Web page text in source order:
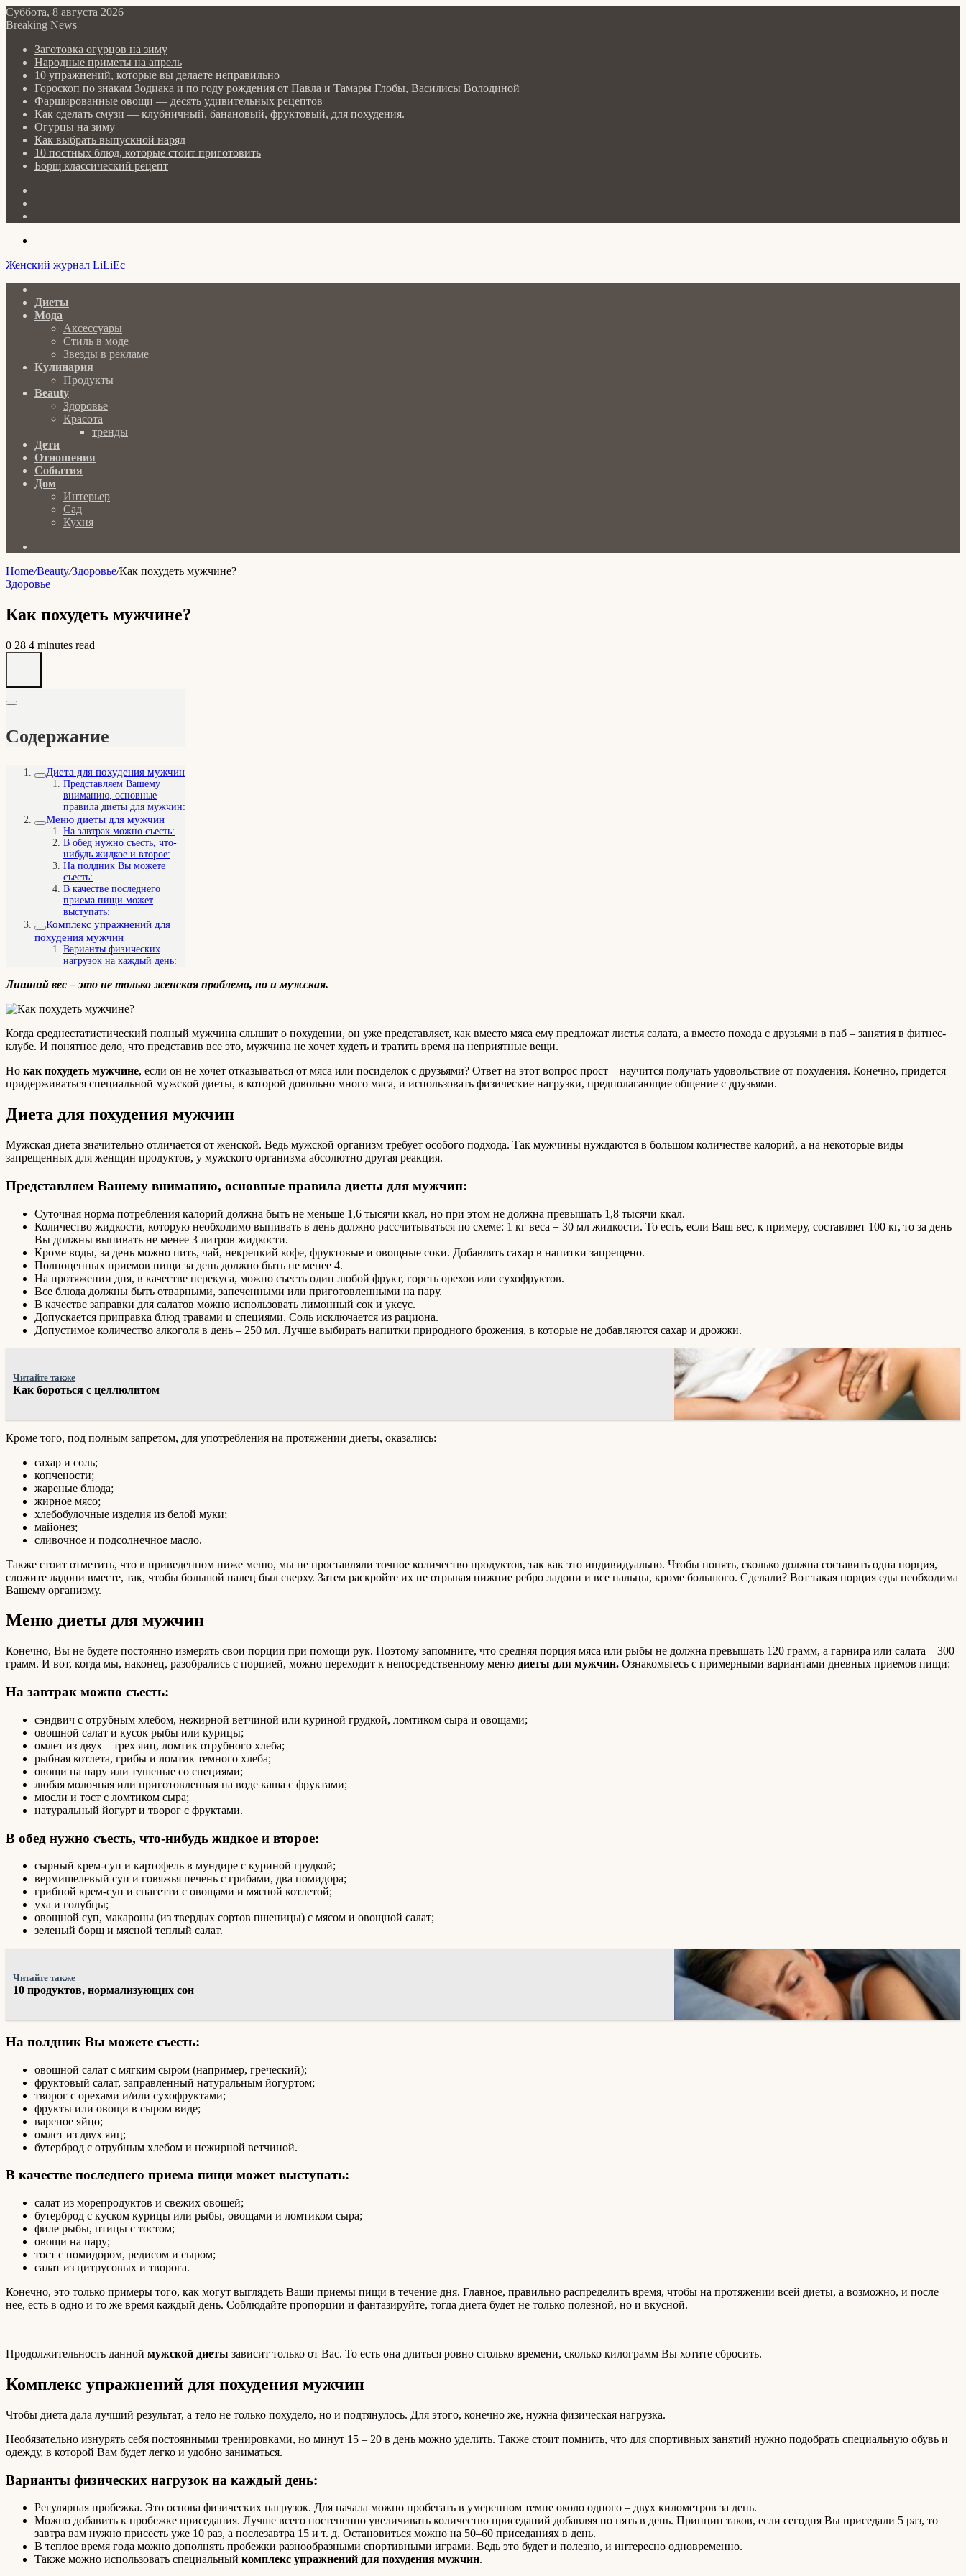
Суббота, 8 августа 2026
Breaking News
Заготовка огурцов на зиму
Народные приметы на апрель
10 упражнений, которые вы делаете неправильно
Гороскоп по знакам Зодиака и по году рождения от Павла и Тамары Глобы, Василисы Володиной
Фаршированные овощи — десять удивительных рецептов
Как сделать cмузи — клубничный, банановый, фруктовый, для похудения.
Огурцы на зиму
Как выбрать выпускной наряд
10 постных блюд, которые стоит приготовить
Борщ классический рецепт
Женский журнал LiLiEc
Диеты
Мода
Аксессуары
Стиль в моде
Звезды в рекламе
Кулинария
Продукты
Beauty
Здоровье
Красота
тренды
Дети
Отношения
События
Дом
Интерьер
Сад
Кухня
Home/Beauty/Здоровье/Как похудеть мужчине?
Здоровье
Как похудеть мужчине?
0 28 4 minutes read
Содержание
Диета для похудения мужчин
Представляем Вашему
вниманию, основные
правила диеты для мужчин:
Меню диеты для мужчин
На завтрак можно съесть:
В обед нужно съесть, что-
нибудь жидкое и второе:
На полдник Вы можете
съесть:
В качестве последнего
приема пищи может
выступать:
Комплекс упражнений для
похудения мужчин
Варианты физических
нагрузок на каждый день:
Лишний вес – это не только женская проблема, но и мужская.
Когда среднестатистический полный мужчина слышит о похудении, он уже представляет, как вместо мяса ему предложат листья салата, а вместо похода с друзьями в паб – занятия в фитнес-
клубе. И понятное дело, что представив все это, мужчина не хочет худеть и тратить время на неприятные вещи.
Но как похудеть мужчине, если он не хочет отказываться от мяса или посиделок с друзьями? Ответ на этот вопрос прост – научится получать удовольствие от похудения. Конечно, придется
придерживаться специальной мужской диеты, в которой довольно много мяса, и использовать физические нагрузки, предполагающие общение с друзьями.
Диета для похудения мужчин
Мужская диета значительно отличается от женской. Ведь мужской организм требует особого подхода. Так мужчины нуждаются в большом количестве калорий, а на некоторые виды
запрещенных для женщин продуктов, у мужского организма абсолютно другая реакция.
Представляем Вашему вниманию, основные правила диеты для мужчин:
Суточная норма потребления калорий должна быть не меньше 1,6 тысячи ккал, но при этом не должна превышать 1,8 тысячи ккал.
Количество жидкости, которую необходимо выпивать в день должно рассчитываться по схеме: 1 кг веса = 30 мл жидкости. То есть, если Ваш вес, к примеру, составляет 100 кг, то за день
Вы должны выпивать не менее 3 литров жидкости.
Кроме воды, за день можно пить, чай, некрепкий кофе, фруктовые и овощные соки. Добавлять сахар в напитки запрещено.
Полноценных приемов пищи за день должно быть не менее 4.
На протяжении дня, в качестве перекуса, можно съесть один любой фрукт, горсть орехов или сухофруктов.
Все блюда должны быть отварными, запеченными или приготовленными на пару.
В качестве заправки для салатов можно использовать лимонный сок и уксус.
Допускается приправка блюд травами и специями. Соль исключается из рациона.
Допустимое количество алкоголя в день – 250 мл. Лучше выбирать напитки природного брожения, в которые не добавляются сахар и дрожжи.
Читайте также
Как бороться с целлюлитом
Кроме того, под полным запретом, для употребления на протяжении диеты, оказались:
сахар и соль;
копчености;
жареные блюда;
жирное мясо;
хлебобулочные изделия из белой муки;
майонез;
сливочное и подсолнечное масло.
Также стоит отметить, что в приведенном ниже меню, мы не проставляли точное количество продуктов, так как это индивидуально. Чтобы понять, сколько должна составить одна порция,
сложите ладони вместе, так, чтобы большой палец был сверху. Затем раскройте их не отрывая нижние ребро ладони и все пальцы, кроме большого. Сделали? Вот такая порция еды необходима
Вашему организму.
Меню диеты для мужчин
Конечно, Вы не будете постоянно измерять свои порции при помощи рук. Поэтому запомните, что средняя порция мяса или рыбы не должна превышать 120 грамм, а гарнира или салата – 300
грамм. И вот, когда мы, наконец, разобрались с порцией, можно переходит к непосредственному меню диеты для мужчин. Ознакомьтесь с примерными вариантами дневных приемов пищи:
На завтрак можно съесть:
сэндвич с отрубным хлебом, нежирной ветчиной или куриной грудкой, ломтиком сыра и овощами;
овощной салат и кусок рыбы или курицы;
омлет из двух – трех яиц, ломтик отрубного хлеба;
рыбная котлета, грибы и ломтик темного хлеба;
овощи на пару или тушеные со специями;
любая молочная или приготовленная на воде каша с фруктами;
мюсли и тост с ломтиком сыра;
натуральный йогурт и творог с фруктами.
В обед нужно съесть, что-нибудь жидкое и второе:
сырный крем-суп и картофель в мундире с куриной грудкой;
вермишелевый суп и говяжья печень с грибами, два помидора;
грибной крем-суп и спагетти с овощами и мясной котлетой;
уха и голубцы;
овощной суп, макароны (из твердых сортов пшеницы) с мясом и овощной салат;
зеленый борщ и мясной теплый салат.
Читайте также
10 продуктов, нормализующих сон
На полдник Вы можете съесть:
овощной салат с мягким сыром (например, греческий);
фруктовый салат, заправленный натуральным йогуртом;
творог с орехами и/или сухофруктами;
фрукты или овощи в сыром виде;
вареное яйцо;
омлет из двух яиц;
бутерброд с отрубным хлебом и нежирной ветчиной.
В качестве последнего приема пищи может выступать:
салат из морепродуктов и свежих овощей;
бутерброд с куском курицы или рыбы, овощами и ломтиком сыра;
филе рыбы, птицы с тостом;
овощи на пару;
тост с помидором, редисом и сыром;
салат из цитрусовых и творога.
Конечно, это только примеры того, как могут выглядеть Ваши приемы пищи в течение дня. Главное, правильно распределить время, чтобы на протяжении всей диеты, а возможно, и после
нее, есть в одно и то же время каждый день. Соблюдайте пропорции и фантазируйте, тогда диета будет не только полезной, но и вкусной.
Продолжительность данной мужской диеты зависит только от Вас. То есть она длиться ровно столько времени, сколько килограмм Вы хотите сбросить.
Комплекс упражнений для похудения мужчин
Чтобы диета дала лучший результат, а тело не только похудело, но и подтянулось. Для этого, конечно же, нужна физическая нагрузка.
Необязательно изнурять себя постоянными тренировками, но минут 15 – 20 в день можно уделить. Также стоит помнить, что для спортивных занятий нужно подобрать специальную обувь и
одежду, в которой Вам будет легко и удобно заниматься.
Варианты физических нагрузок на каждый день:
Регулярная пробежка. Это основа физических нагрузок. Для начала можно пробегать в умеренном темпе около одного – двух километров за день.
Можно добавить к пробежке приседания. Лучше всего постепенно увеличивать количество приседаний добавляя по пять в день. Принцип таков, если сегодня Вы приседали 5 раз, то
завтра вам нужно присесть уже 10 раз, а послезавтра 15 и т. д. Остановиться можно на 50–60 приседаниях в день.
В теплое время года можно дополнять пробежки разнообразными спортивными играми. Ведь это будет и полезно, и интересно одновременно.
Также можно использовать специальный комплекс упражнений для похудения мужчин.